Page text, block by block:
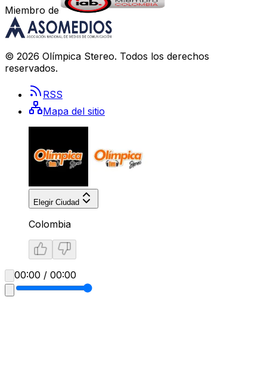
Miembro de
© 2026 Olímpica Stereo. Todos los derechos
reservados.
RSS
Mapa del sitio
Elegir Ciudad
Colombia
00:00 / 00:00